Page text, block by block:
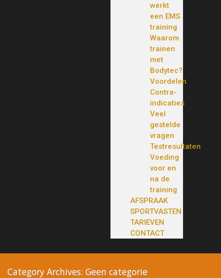
werkt
een EMS
training
Waarom
trainen
met
Bodytec?
Voordelen
Contra-
indicaties
Veel
gestelde
vragen
Testresultaten
Voeding
voor en
na de
training
AFSPRAAK
SPORTVASTEN
TARIEVEN
CONTACT
Category Archives: Geen categorie